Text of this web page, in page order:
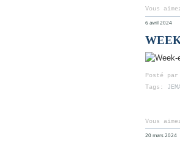
Vous
6 avril 2024
Posté
Tags:
Vous
20 mars 2024